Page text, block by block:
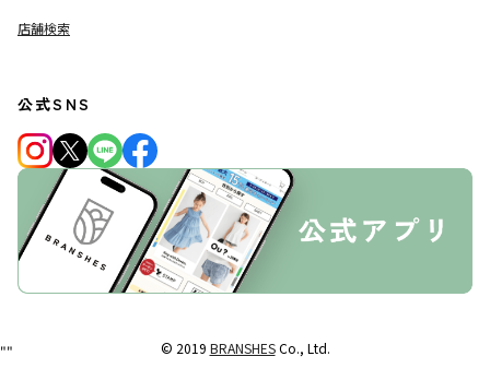
店舗検索
公式SNS
© 2019 BRANSHESCo., Ltd.
""